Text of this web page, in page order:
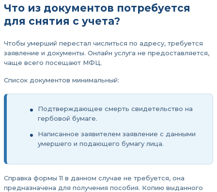
Что из документов потребуется
для снятия с учета?
Чтобы умерший перестал числиться по адресу, требуется
заявление и документы. Онлайн услуга не предоставляется,
чаще всего посещают МФЦ.
Список документов минимальный:
Подтверждающее смерть свидетельство на
гербовой бумаге.
Написанное заявителем заявление с данными
умершего и подающего бумагу лица.
Справка формы 11 в данном случае не требуется, она
предназначена для получения пособия. Копию выданного